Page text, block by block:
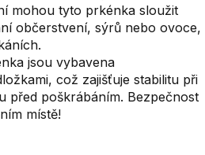
mohou tyto prkénka sloužit
občerstvení, sýrů nebo ovoce,
jsou vybavena
což zajišťuje stabilitu při
před poškrábáním. Bezpečnost
místě!